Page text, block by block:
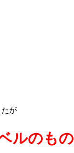
たが
ルのもの